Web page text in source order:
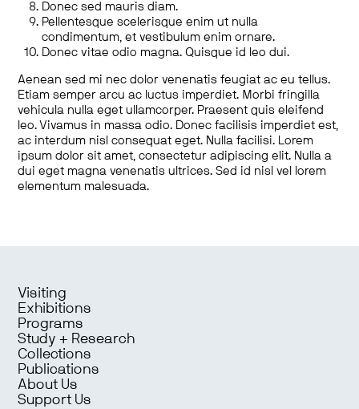
Donec sed mauris diam.
Pellentesque scelerisque enim ut nulla
condimentum, et vestibulum enim ornare.
Donec vitae odio magna. Quisque id leo dui.
Aenean sed mi nec dolor venenatis feugiat ac eu tellus.
Etiam semper arcu ac luctus imperdiet. Morbi fringilla
vehicula nulla eget ullamcorper. Praesent quis eleifend
leo. Vivamus in massa odio. Donec facilisis imperdiet est,
ac interdum nisl consequat eget. Nulla facilisi. Lorem
ipsum dolor sit amet, consectetur adipiscing elit. Nulla a
dui eget magna venenatis ultrices. Sed id nisl vel lorem
elementum malesuada.
Visiting
Exhibitions
Programs
Study + Research
Collections
Publications
About Us
Support Us